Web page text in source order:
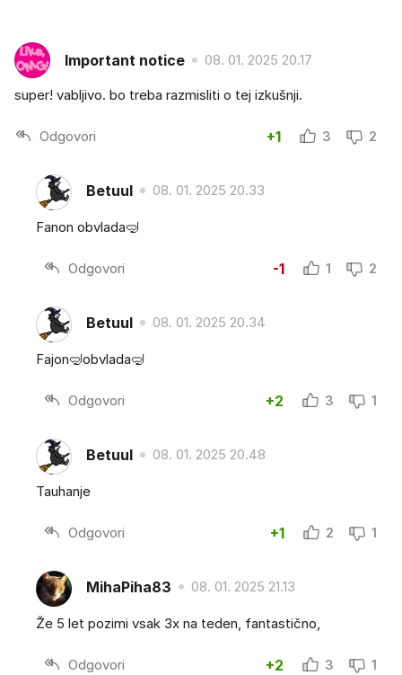
Important notice 08. 01. 2025 20.17
super! vabljivo. bo treba razmisliti o tej izkušnji.
Odgovori +1 3 2
Betuul 08. 01. 2025 20.33
Fanon obvlada🤿
Odgovori -1 1 2
Betuul 08. 01. 2025 20.34
Fajon🤿obvlada🤿
Odgovori +2 3 1
Betuul 08. 01. 2025 20.48
Tauhanje
Odgovori +1 2 1
MihaPiha83 08. 01. 2025 21.13
Že 5 let pozimi vsak 3x na teden, fantastično,
Odgovori +2 3 1